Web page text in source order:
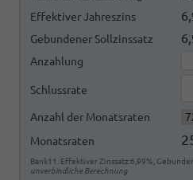
Effektiver Jahreszins
Gebundener Sollzinssatz
Anzahlung
Schlussrate
Anzahl der Monatsraten
Monatsraten
Bank11. Effektiver Zinssatz:6,99%,
unverbindliche Berechnung